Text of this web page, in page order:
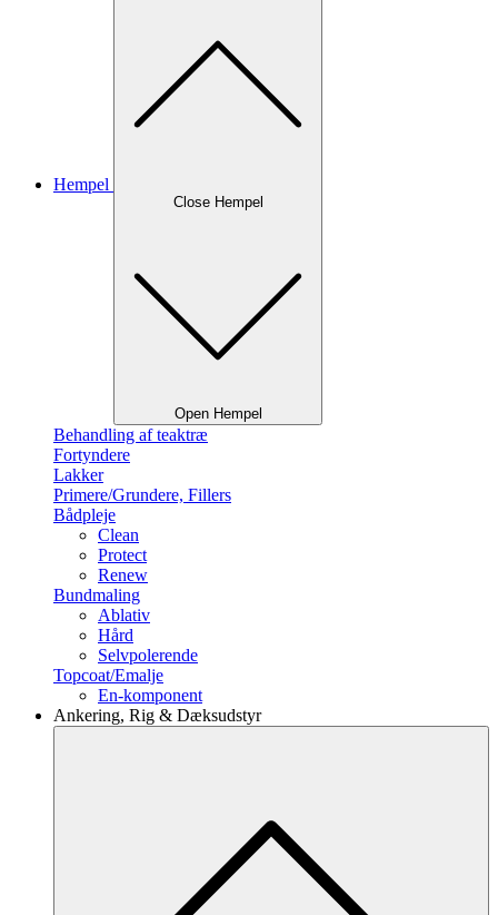
Hempel
Close Hempel
Open Hempel
Behandling af teaktræ
Fortyndere
Lakker
Primere/Grundere, Fillers
Bådpleje
Clean
Protect
Renew
Bundmaling
Ablativ
Hård
Selvpolerende
Topcoat/Emalje
En-komponent
Ankering, Rig & Dæksudstyr